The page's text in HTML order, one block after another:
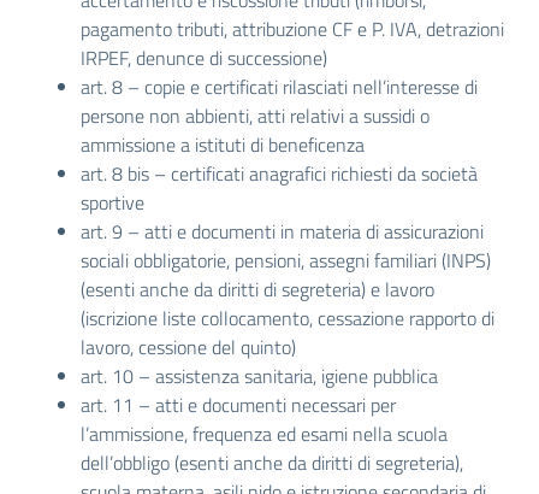
pagamento tributi, attribuzione CF e P. IVA, detrazioni
IRPEF, denunce di successione)
art. 8 – copie e certificati rilasciati nell’interesse di
persone non abbienti, atti relativi a sussidi o
ammissione a istituti di beneficenza
art. 8 bis – certificati anagrafici richiesti da società
sportive
art. 9 – atti e documenti in materia di assicurazioni
sociali obbligatorie, pensioni, assegni familiari (INPS)
(esenti anche da diritti di segreteria) e lavoro
(iscrizione liste collocamento, cessazione rapporto di
lavoro, cessione del quinto)
art. 10 – assistenza sanitaria, igiene pubblica
art. 11 – atti e documenti necessari per
l’ammissione, frequenza ed esami nella scuola
dell’obbligo (esenti anche da diritti di segreteria),